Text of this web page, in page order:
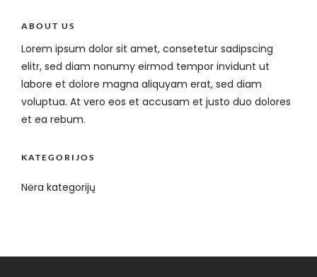
ABOUT US
Lorem ipsum dolor sit amet, consetetur sadipscing
elitr, sed diam nonumy eirmod tempor invidunt ut
labore et dolore magna aliquyam erat, sed diam
voluptua. At vero eos et accusam et justo duo dolores
et ea rebum.
KATEGORIJOS
Nėra kategorijų